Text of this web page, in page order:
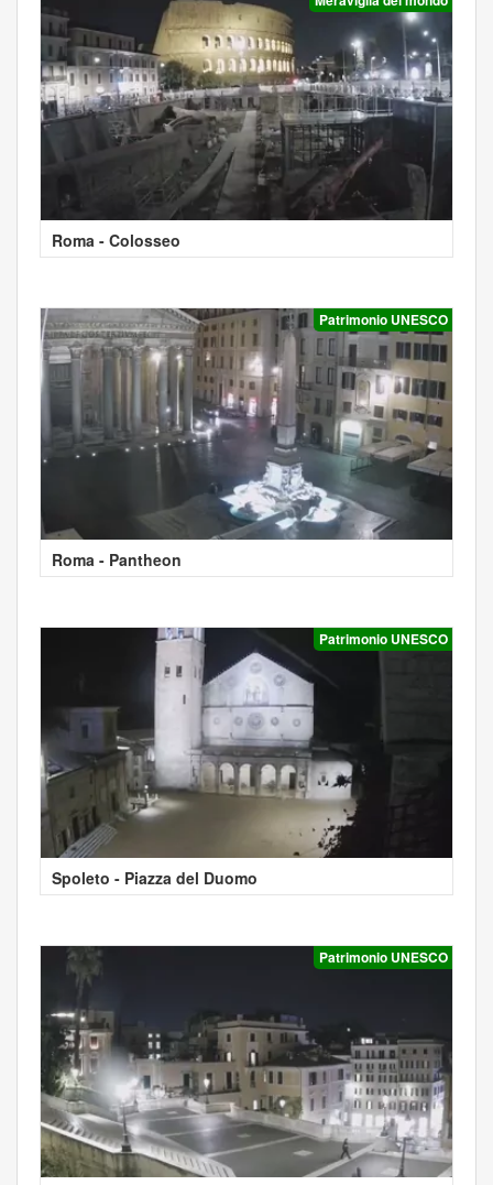
Roma - Colosseo
Patrimonio UNESCO
Roma - Pantheon
Patrimonio UNESCO
Spoleto - Piazza del Duomo
Patrimonio UNESCO